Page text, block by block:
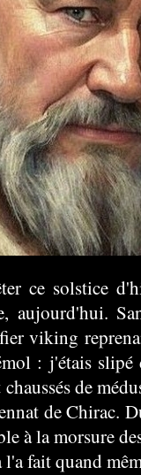
ce solstice
aujourd'hui.
viking
: j'étais slipé
de
de Chirac.
à la morsure
l'a fait quand